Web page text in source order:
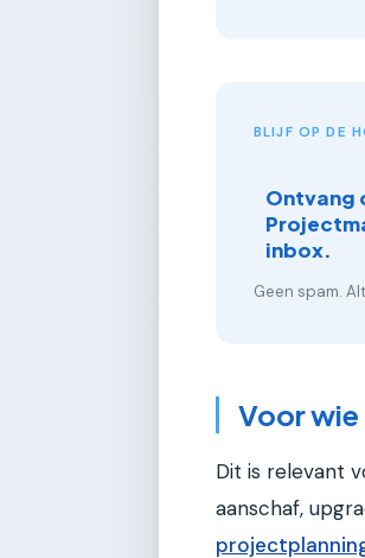
BLIJF OP DE
Ontvang
inbox.
Geen spam.
Voor
Dit is relevant
aanschaf,